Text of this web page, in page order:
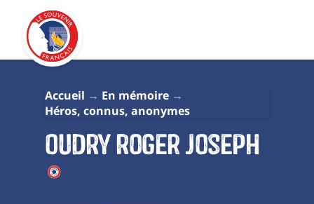
Accueil
En mémoire
Héros, connus, anonymes
OUDRY Roger Joseph